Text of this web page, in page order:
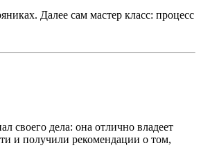
Далее сам мастер класс: процесс
своего дела: она отлично владеет
и получили рекомендации о том,